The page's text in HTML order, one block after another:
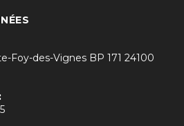
Foy-des-Vignes BP 171 24100